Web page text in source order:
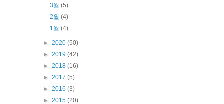
3월(5)
2월(4)
1월(4)
► 2020 (50)
► 2019 (42)
► 2018 (16)
► 2017 (5)
► 2016 (3)
► 2015 (20)